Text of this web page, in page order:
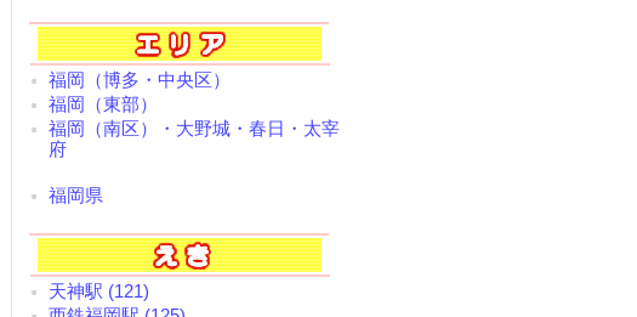
福岡（博多・中央区）
福岡（東部）
福岡（南区）・大野城・春日・太宰
府
福岡県
天神駅 (121)